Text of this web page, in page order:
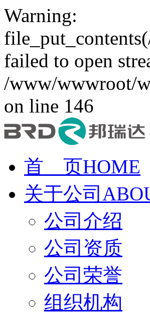
Warning:
failed to open
/www/wwwroot/
on line 146
首 页HOME
关于公司
公司介绍
公司资质
公司荣誉
组织机构